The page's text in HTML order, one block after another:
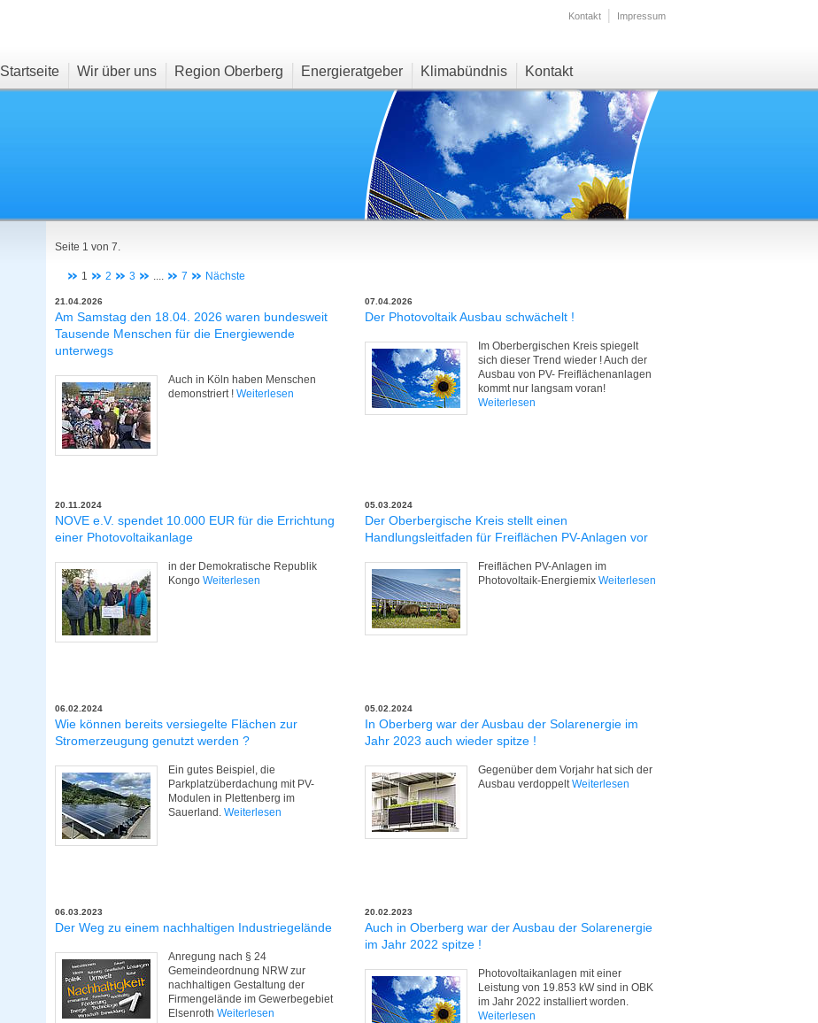
Kontakt Impressum
Startseite Wir über uns Region Oberberg Energieratgeber Klimabündnis Kontakt
Seite 1 von 7.
1 2 3 .... 7 Nächste
21.04.2026
Am Samstag den 18.04. 2026 waren bundesweit
Tausende Menschen für die Energiewende
unterwegs
Auch in Köln haben Menschen
demonstriert ! Weiterlesen
07.04.2026
Der Photovoltaik Ausbau schwächelt !
Im Oberbergischen Kreis spiegelt
sich dieser Trend wieder ! Auch der
Ausbau von PV- Freiflächenanlagen
kommt nur langsam voran!
Weiterlesen
20.11.2024
NOVE e.V. spendet 10.000 EUR für die Errichtung
einer Photovoltaikanlage
in der Demokratische Republik
Kongo Weiterlesen
05.03.2024
Der Oberbergische Kreis stellt einen
Handlungsleitfaden für Freiflächen PV-Anlagen vor
Freiflächen PV-Anlagen im
Photovoltaik-Energiemix Weiterlesen
06.02.2024
Wie können bereits versiegelte Flächen zur
Stromerzeugung genutzt werden ?
Ein gutes Beispiel, die
Parkplatzüberdachung mit PV-
Modulen in Plettenberg im
Sauerland. Weiterlesen
05.02.2024
In Oberberg war der Ausbau der Solarenergie im
Jahr 2023 auch wieder spitze !
Gegenüber dem Vorjahr hat sich der
Ausbau verdoppeltWeiterlesen
06.03.2023
Der Weg zu einem nachhaltigen Industriegelände
Anregung nach § 24
Gemeindeordnung NRW zur
nachhaltigen Gestaltung der
Firmengelände im Gewerbegebiet
Elsenroth Weiterlesen
20.02.2023
Auch in Oberberg war der Ausbau der Solarenergie
im Jahr 2022 spitze !
Photovoltaikanlagen mit einer
Leistung von 19.853 kW sind in OBK
im Jahr 2022 installiert worden.
Weiterlesen